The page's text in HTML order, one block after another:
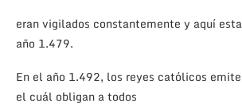
eran vigilados constantemente y aquí
año 1.479.
En el año 1.492, los reyes católicos
el cuál obligan a todos